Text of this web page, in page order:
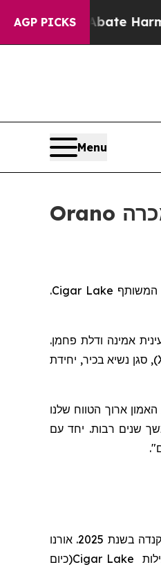
AGP PICKS
to Abate Harms to
Menu
המשותף Cigar Lake
.
אמינה ודלת פחמן.
), סגן נשיא בכיר, יחידת
ארוך הטווח שלנו
שנים רבות. יחד עם
".
, שבסיסה בססקטון, ססקצ'ואן, היא יצרנית מובילה של אורניום, המהווה עיבוד של 19.8 מיליון פאונד של תרכיז אורניום שיוצר בקנדה בשנת 2025. אורנו
Cigar Lake(כיום